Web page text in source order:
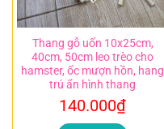
Thang gỗ uốn 10x25cm,
40cm, 50cm leo trèo cho
hamster, ốc mượn hồn, hang
trú ẩn hình thang
140.000₫